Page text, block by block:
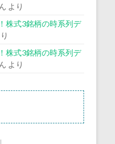
より
株式3銘柄の時系列デ
株式3銘柄の時系列デ
より